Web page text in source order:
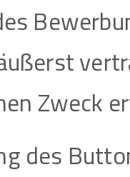
Zweck
des